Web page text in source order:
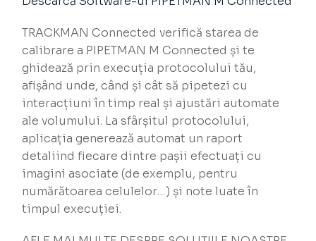
TRACKMAN Connected verifică starea de
calibrare a PIPETMAN M Connected și te
ghidează prin execuția protocolului tău,
afișând unde, când și cât să pipetezi cu
interacțiuni în timp real și ajustări automate
ale volumului. La sfârșitul protocolului,
aplicația generează automat un raport
detaliind fiecare dintre pașii efectuați cu
imagini asociate (de exemplu, pentru
numărătoarea celulelor…) și note luate în
timpul execuției.